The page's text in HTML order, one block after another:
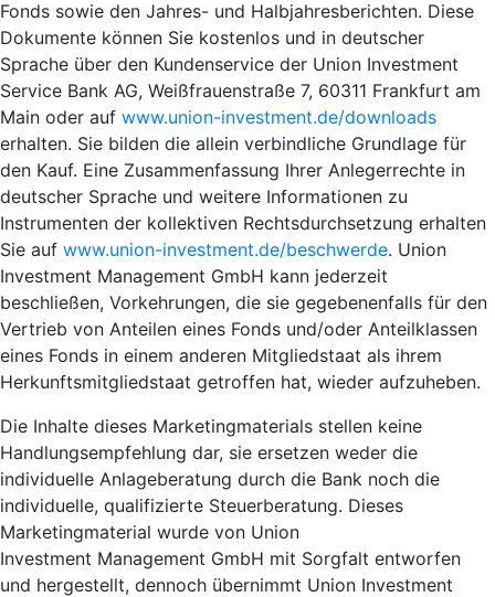
Fonds sowie den Jahres- und Halbjahresberichten. Diese
Dokumente können Sie kostenlos und in deutscher
Sprache über den Kundenservice der Union Investment
Service Bank AG, Weißfrauenstraße 7, 60311 Frankfurt am
Main oder auf www.union-investment.de/downloads
erhalten. Sie bilden die allein verbindliche Grundlage für
den Kauf. Eine Zusammenfassung Ihrer Anlegerrechte in
deutscher Sprache und weitere Informationen zu
Instrumenten der kollektiven Rechtsdurchsetzung erhalten
Sie auf www.union-investment.de/beschwerde. Union
Investment Management GmbH kann jederzeit
beschließen, Vorkehrungen, die sie gegebenenfalls für den
Vertrieb von Anteilen eines Fonds und/oder Anteilklassen
eines Fonds in einem anderen Mitgliedstaat als ihrem
Herkunftsmitgliedstaat getroffen hat, wieder aufzuheben.
Die Inhalte dieses Marketingmaterials stellen keine
Handlungsempfehlung dar, sie ersetzen weder die
individuelle Anlageberatung durch die Bank noch die
individuelle, qualifizierte Steuerberatung. Dieses
Marketingmaterial wurde von Union
Investment Management GmbH mit Sorgfalt entworfen
und hergestellt, dennoch übernimmt Union Investment